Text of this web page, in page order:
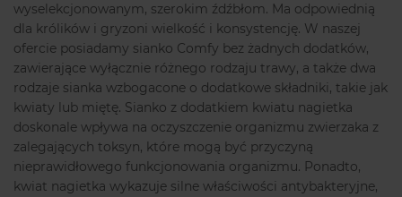
wyselekcjonowanym, szerokim źdźbłom. Ma odpowiednią
dla królików i gryzoni wielkość i konsystencję. W naszej
ofercie posiadamy sianko Comfy bez żadnych dodatków,
zawierające wyłącznie różnego rodzaju trawy, a także dwa
rodzaje sianka wzbogacone o dodatkowe składniki, takie jak
kwiaty lub miętę. Sianko z dodatkiem kwiatu nagietka
doskonale wpływa na oczyszczenie organizmu zwierzaka z
zalegających toksyn, które mogą być przyczyną
nieprawidłowego funkcjonowania organizmu. Ponadto,
kwiat nagietka wykazuje silne właściwości antybakteryjne,